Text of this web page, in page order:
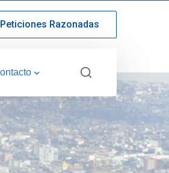
Razonadas